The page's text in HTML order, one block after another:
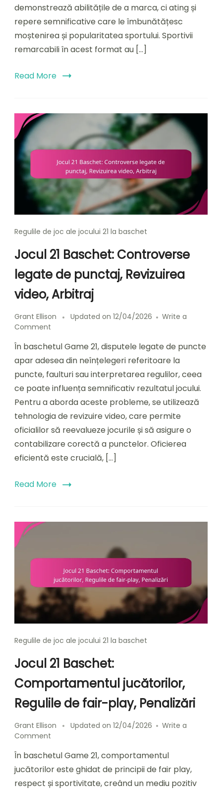
Realizări
ale
jucătorilor
demonstrează abilitățile de a marca, ci ating și
repere semnificative care le îmbunătățesc
moștenirea și popularitatea sportului. Sportivii
remarcabili în acest format au […]
Read More
Regulile de joc ale jocului 21 la baschet
Jocul 21 Baschet: Controverse
legate de punctaj, Revizuirea
video, Arbitraj
Grant Ellison Updated on 12/04/2026
Write a
Comment
21
Baschet:
legate
de
punctaj,
video,
Arbitraj
În baschetul Game 21, disputele legate de puncte
apar adesea din neînțelegeri referitoare la
puncte, faulturi sau interpretarea regulilor, ceea
ce poate influența semnificativ rezultatul jocului.
Pentru a aborda aceste probleme, se utilizează
tehnologia de revizuire video, care permite
oficialilor să reevalueze jocurile și să asigure o
contabilizare corectă a punctelor. Oficierea
eficientă este crucială, […]
Read More
Regulile de joc ale jocului 21 la baschet
Jocul 21 Baschet:
Comportamentul jucătorilor,
Regulile de fair-play, Penalizări
Grant Ellison Updated on 12/04/2026
Write a
Comment
21
Baschet:
Comportamentul
jucătorilor,
În baschetul Game 21, comportamentul
jucătorilor este ghidat de principii de fair play,
respect și sportivitate, creând un mediu pozitiv